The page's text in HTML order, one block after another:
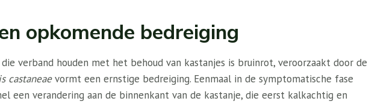
opkomende bedreiging
verband houden met het behoud van kastanjes is bruinrot, veroorzaakt door de
castaneaevormt een ernstige bedreiging. Eenmaal in de symptomatische fase
een verandering aan de binnenkant van de kastanje, die eerst kalkachtig en